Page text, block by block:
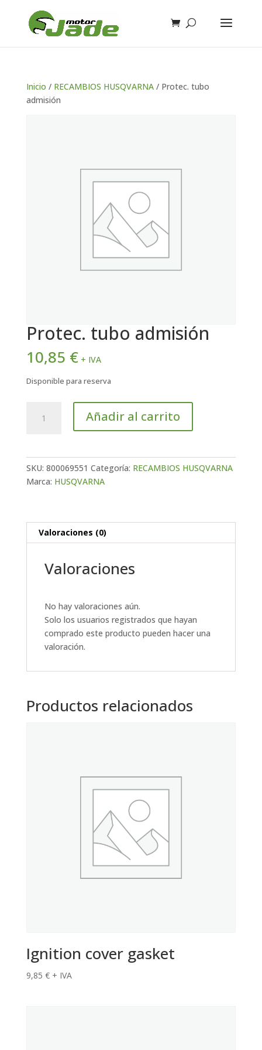
Inicio / RECAMBIOS HUSQVARNA/ Protec. tubo
admisión
Protec. tubo admisión
10,85 € + IVA
Disponible para reserva
Añadir al carrito
SKU: 800069551 Categoría: RECAMBIOS HUSQVARNA
Marca: HUSQVARNA
Valoraciones (0)
Valoraciones
No hay valoraciones aún.
Solo los usuarios registrados que hayan
comprado este producto pueden hacer una
valoración.
Productos relacionados
Ignition cover gasket
9,85 € + IVA